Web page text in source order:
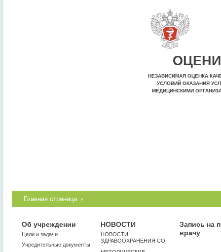
НЕЗАВИСИМАЯ ОЦЕНКА
УСЛОВИЙ ОКАЗАНИЯ
МЕДИЦИНСКИМИ
Главная страница
Об учреждении
Цели и задачи
Учредительные документы
НОВОСТИ
НОВОСТИ
ЗДРАВООХРАНЕНИЯ СО
Запись на
врачу